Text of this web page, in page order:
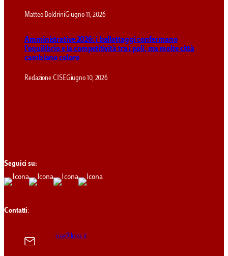
Matteo BoldriniGiugno 11, 2026
Amministrative 2026: i ballottaggi confermano
l’equilibrio e la competitività tra i poli, ma molte città
cambiano colore
Redazione CISEGiugno 10, 2026
Seguici su:
Contatti:
cise@luiss.it